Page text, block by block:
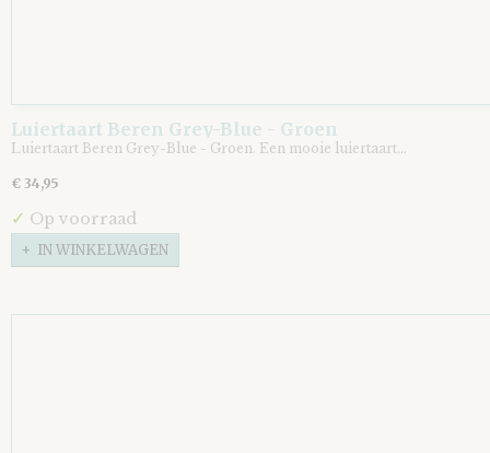
Luiertaart Beren Grey-Blue - Groen
Luiertaart Beren Grey-Blue - Groen. Een mooie luiertaart…
€ 34,95
✓ Op voorraad
IN WINKELWAGEN